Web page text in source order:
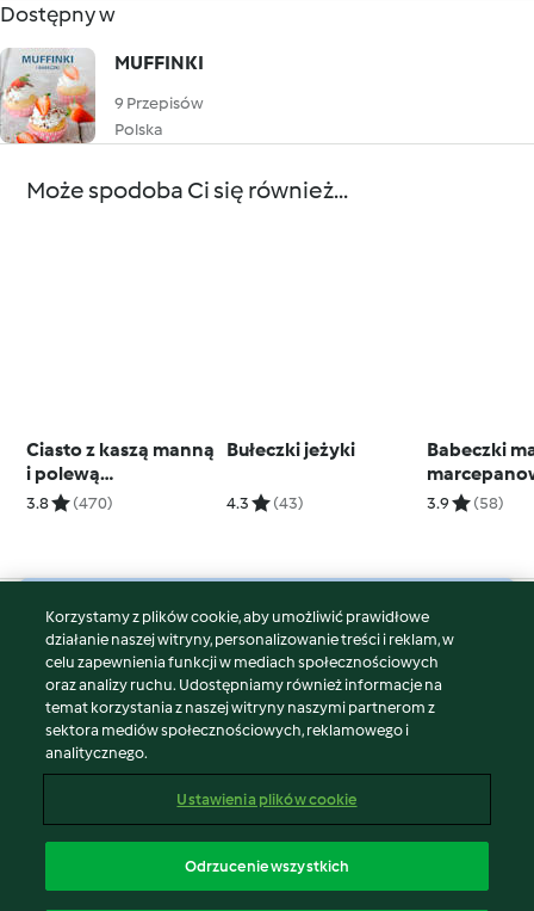
Dostępny w
MUFFINKI
9 Przepisów
Polska
Może spodoba Ci się również...
Ciasto z kaszą manną
i polewą
czekoladową ze
3.8 (470)
Bułeczki jeżyki
4.3 (43)
Babeczki
3.9 (58)
© Copyright 2026
Warunki korzystania
Polityka prywatności
Disclaimer
Znak wydawcy
Zgłoś treść
Oświadczenie o dostępności
Korzystamy z plików cookie, aby umożliwić prawidłowe
działanie naszej witryny, personalizowanie treści i reklam, w
celu zapewnienia funkcji w mediach społecznościowych
oraz analizy ruchu. Udostępniamy również informacje na
temat korzystania z naszej witryny naszymi partnerom z
sektora mediów społecznościowych, reklamowego i
analitycznego.
Ustawienia plików cookie
Odrzucenie wszystkich